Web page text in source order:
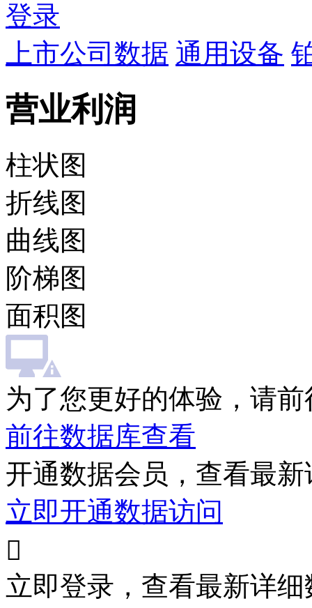
登录
上市公司数据 通用设备
营业利润
柱状图
折线图
曲线图
阶梯图
面积图
为了您更好的体验，请
前往数据库查看
开通数据会员，查看最
立即开通数据访问

立即登录，查看最新详细